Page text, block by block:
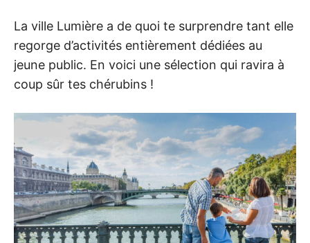
La ville Lumière a de quoi te surprendre tant elle
regorge d’activités entièrement dédiées au
jeune public. En voici une sélection qui ravira à
coup sûr tes chérubins !